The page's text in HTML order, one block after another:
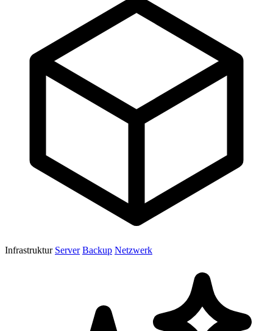
Infrastruktur Server Backup Netzwerk